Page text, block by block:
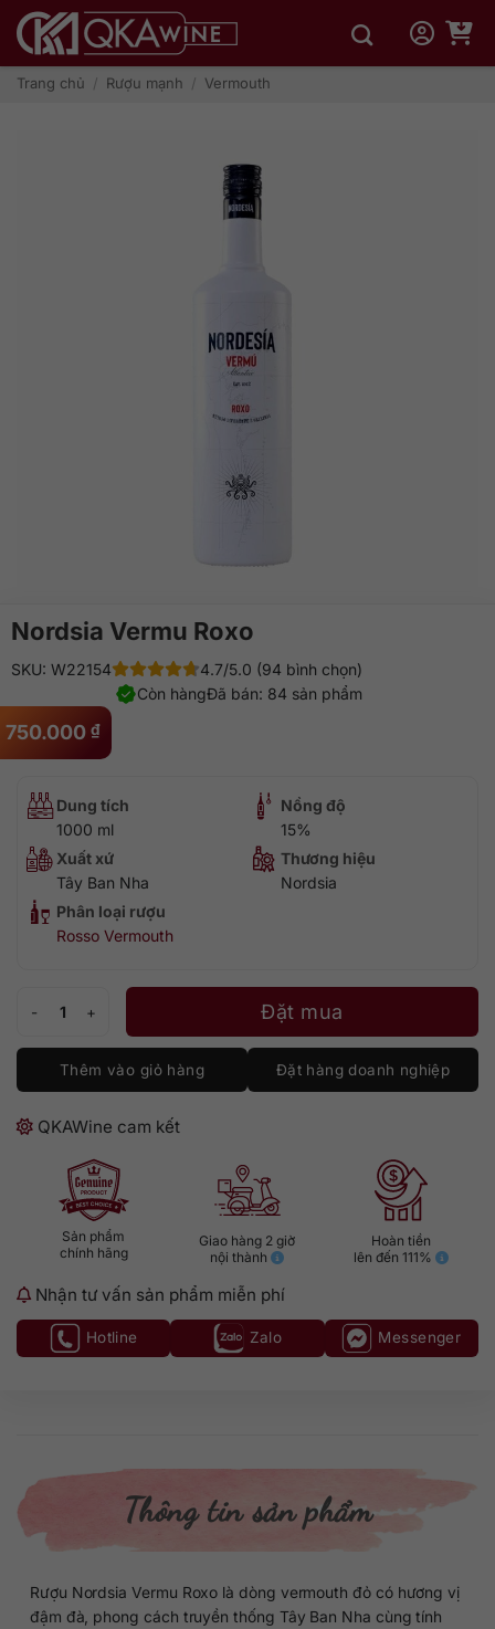
qua
dungTrang chủ / Rượu mạnh / Vermouth
Nordsia Vermu Roxo
750.000 ₫
SKU: W22154
4.7/5.0 (94 bình chọn)
Đã bán: 84 sản phẩm
Còn hàng
Dung tích
1000 ml
Nồng độ
15%
Xuất xứ
Tây Ban Nha
Thương hiệu
Nordsia
Phân loại rượu
Rosso Vermouth
Đặt mua
Thêm vào giỏ hàng Đặt hàng doanh nghiệp
QKAWine cam kết
Sản phẩm
chính hãng
Giao hàng 2 giờ
nội thành
Hoàn tiền
lên đến 111%
Nhận tư vấn sản phẩm miễn phí
Hotline Zalo Messenger
Thông tin sản phẩm
Rượu Nordsia Vermu Roxo là dòng vermouth đỏ có hương vị
đậm đà, phong cách truyền thống Tây Ban Nha cùng tính